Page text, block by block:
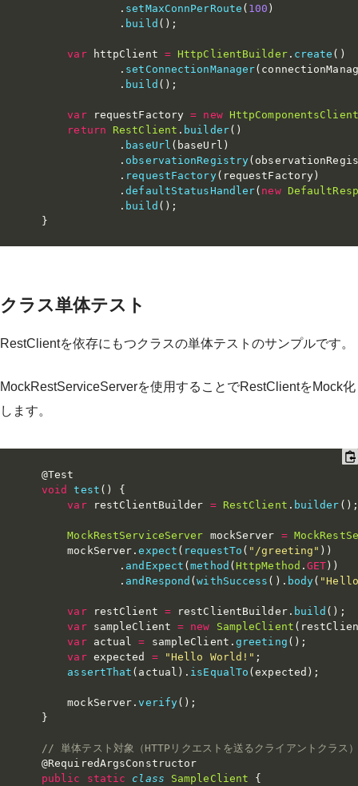
. setMaxConnPerRoute ( 100 )
. build ( ) ;
var httpClient = HttpClientBuilder. create ( )
. setConnectionManager(
. build ( ) ;
var requestFactory = new
return
RestClient . builder( )
. baseUrl ( baseUrl )
. observationRegistry(
. requestFactory( requestFactory)
.defaultStatusHandler( new
. build ( ) ;
}
クラス単体テスト
RestClientを依存にもつクラスの単体テストのサンプルです。
MockRestServiceServerを使用することでRestClientをMock化
します。
@Test
void
test ( )
{
var restClientBuilder = RestClient . builder ( ) ;
MockRestServiceServer mockServer =
        mockServer
.expect ( requestTo ( "/greeting" ) )
. andExpect (method ( HttpMethod .GET ) )
. andRespond (withSuccess ( ) . body(
var restClient = restClientBuilder. build ( ) ;
var sampleClient = new SampleClient (
var actual = sampleClient . greeting ( ) ;
var expected = "Hello World!" ;
assertThat ( actual ) . isEqualTo (expected ) ;
        mockServer
.verify( ) ;
}
// 単体テスト対象（HTTPリクエストを送るクライアントクラス
@RequiredArgsConstructor
public
static class SampleClient
{